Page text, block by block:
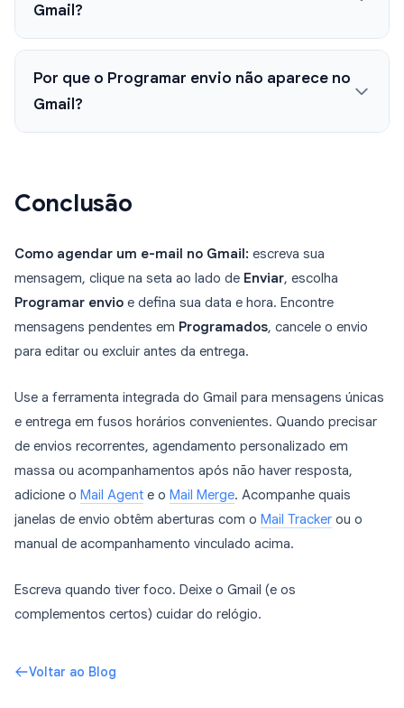
Gmail?
Por que o Programar envio não aparece no
Gmail?
Conclusão
Como agendar um e-mail no Gmail: escreva sua
mensagem, clique na seta ao lado de Enviar, escolha
Programar envio e defina sua data e hora. Encontre
mensagens pendentes em Programados, cancele o envio
para editar ou excluir antes da entrega.
Use a ferramenta integrada do Gmail para mensagens únicas
e entrega em fusos horários convenientes. Quando precisar
de envios recorrentes, agendamento personalizado em
massa ou acompanhamentos após não haver resposta,
adicione o Mail Agent e o Mail Merge. Acompanhe quais
janelas de envio obtêm aberturas com o Mail Tracker ou o
manual de acompanhamento vinculado acima.
Escreva quando tiver foco. Deixe o Gmail (e os
complementos certos) cuidar do relógio.
Voltar ao Blog